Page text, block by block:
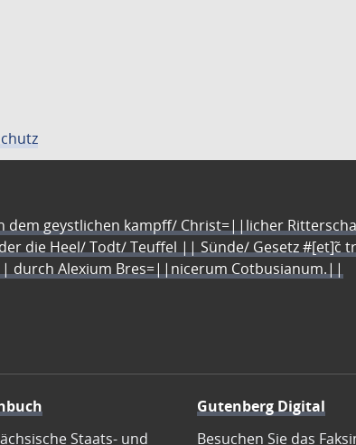
dem geystlichen kampff/ Christ=||licher
die Heel/ Todt/ Teuffel || Sünde/ Gesetz #[et]c̃
durch Alexium Bres=||nicerum Cotbusianum.||
Staats- und
Gutenberg Digital
Besuchen Sie das